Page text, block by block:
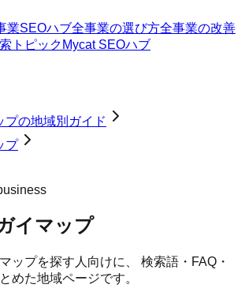
業SEOハブ全事業の選び方全事業の改善
トピック Mycat SEOハブ
プの地域別ガイド
プ
イマップ
ップを探す人向けに、 検索語・FAQ・
めた地域ページです。